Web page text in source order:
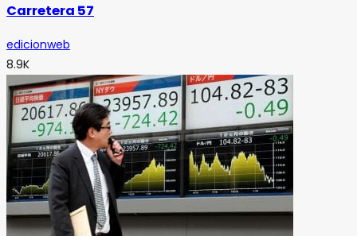
Carretera 57
edicionweb
8.9K